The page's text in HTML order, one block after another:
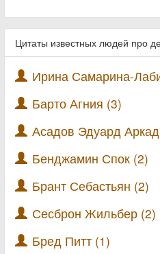
Цитаты известных людей про
Ирина Самарина-
Барто Агния (3)
Асадов Эдуард
Бенджамин Спок (2)
Брант Себастьян (2)
Сесброн Жильбер (2)
Бред Питт (1)